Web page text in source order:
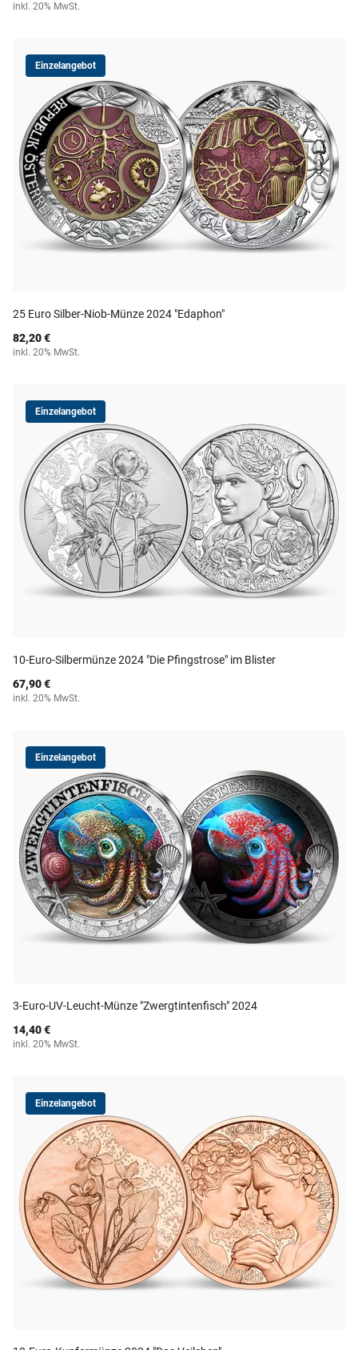
inkl. 20% MwSt.
Einzelangebot
25 Euro Silber-Niob-Münze 2024 "Edaphon"
82,20 €
inkl. 20% MwSt.
Einzelangebot
10-Euro-Silbermünze 2024 "Die Pfingstrose" im Blister
67,90 €
inkl. 20% MwSt.
Einzelangebot
3-Euro-UV-Leucht-Münze "Zwergtintenfisch" 2024
14,40 €
inkl. 20% MwSt.
Einzelangebot